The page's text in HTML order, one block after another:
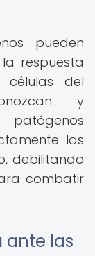
pueden
respuesta
células del
y
las
debilitando
combatir
ante las